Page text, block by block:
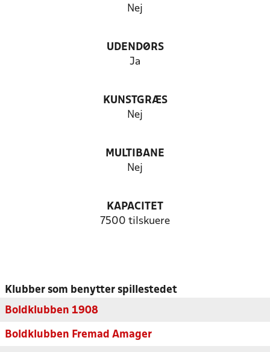
Nej
UDENDØRS
Ja
KUNSTGRÆS
Nej
MULTIBANE
Nej
KAPACITET
7500 tilskuere
Klubber som benytter spillestedet
Boldklubben 1908
Boldklubben Fremad Amager